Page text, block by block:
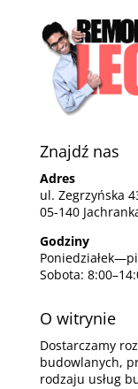
Znajdź nas
Adres
ul. Zegrzyńska
05-140
Godziny
Sobota:
O witrynie
Dostarczamy
budowlanych,
rodzaju usług